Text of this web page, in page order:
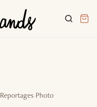
Reportages Photo